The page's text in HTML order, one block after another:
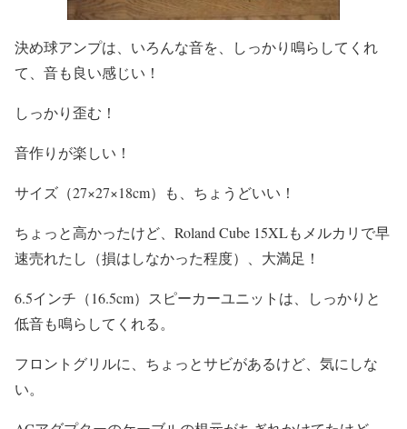
決め球アンプは、いろんな音を、しっかり鳴らしてくれ
て、音も良い感じい！
しっかり歪む！
音作りが楽しい！
サイズ（27×27×18cm）も、ちょうどいい！
ちょっと高かったけど、Roland Cube 15XLもメルカリで早
速売れたし（損はしなかった程度）、大満足！
6.5インチ（16.5cm）スピーカーユニットは、しっかりと
低音も鳴らしてくれる。
フロントグリルに、ちょっとサビがあるけど、気にしな
い。